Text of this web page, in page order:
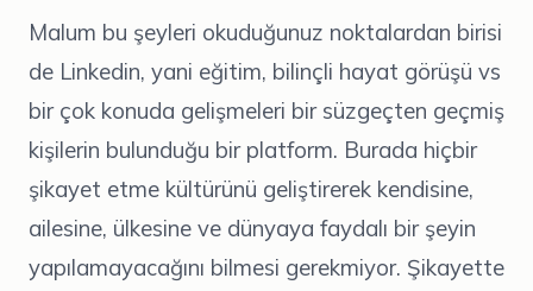
Malum bu şeyleri okuduğunuz noktalardan birisi
de Linkedin, yani eğitim, bilinçli hayat görüşü vs
bir çok konuda gelişmeleri bir süzgeçten geçmiş
kişilerin bulunduğu bir platform. Burada hiçbir
şikayet etme kültürünü geliştirerek kendisine,
ailesine, ülkesine ve dünyaya faydalı bir şeyin
yapılamayacağını bilmesi gerekmiyor. Şikayette